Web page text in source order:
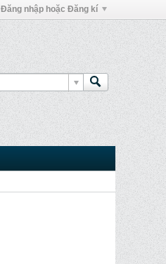
Đăng nhập hoặc Đăng kí